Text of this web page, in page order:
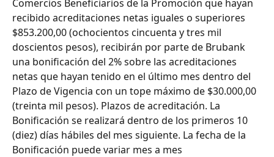
Comercios Beneficiarios de la Promoción que hayan
recibido acreditaciones netas iguales o superiores
$853.200,00 (ochocientos cincuenta y tres mil
doscientos pesos), recibirán por parte de Brubank
una bonificación del 2% sobre las acreditaciones
netas que hayan tenido en el último mes dentro del
Plazo de Vigencia con un tope máximo de $30.000,00
(treinta mil pesos). Plazos de acreditación. La
Bonificación se realizará dentro de los primeros 10
(diez) días hábiles del mes siguiente. La fecha de la
Bonificación puede variar mes a mes